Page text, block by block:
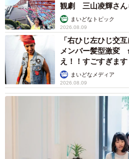
公式サイトではそのキュートな作
ができ、購入も可能。ご興味のあ
観劇 三山凌輝さん
まいどなトピック
2026.08.09
「右ひじ左ひじ交
メンバー髪型激変
え！！すごすぎま
まいどなメディア
2026.08.09